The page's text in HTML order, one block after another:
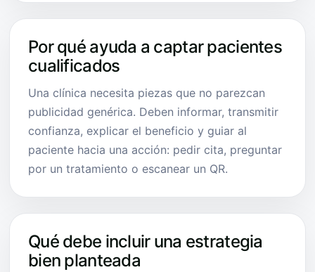
Por qué ayuda a captar pacientes
cualificados
Una clínica necesita piezas que no parezcan
publicidad genérica. Deben informar, transmitir
confianza, explicar el beneficio y guiar al
paciente hacia una acción: pedir cita, preguntar
por un tratamiento o escanear un QR.
Qué debe incluir una estrategia
bien planteada